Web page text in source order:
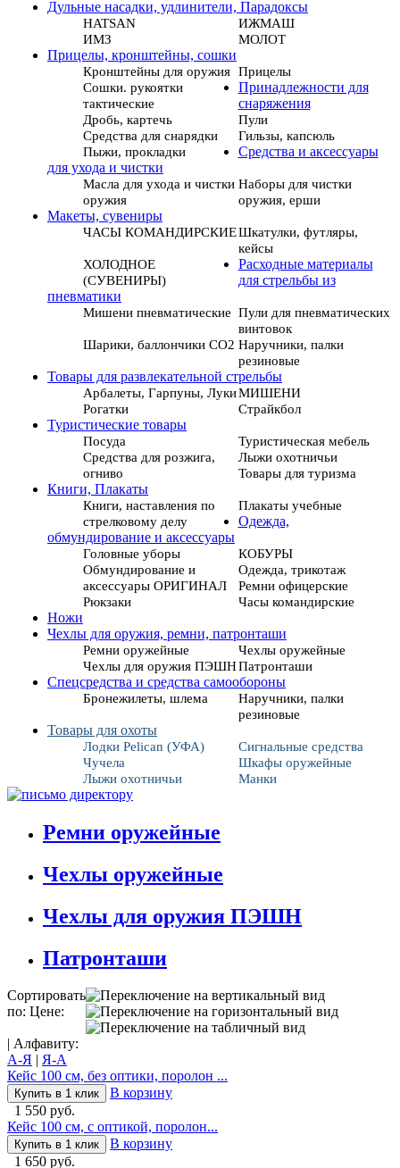
Дульные насадки, удлинители, Парадоксы
HATSAN
ИЖМАШ
ИМЗ
МОЛОТ
Прицелы, кронштейны, сошки
Кронштейны для оружия Прицелы
Сошки. рукоятки
тактические
Принадлежности для
снаряжения
Дробь, картечь
Пули
Средства для снарядки
Гильзы, капсюль
Пыжи, прокладки
Средства и аксессуары
для ухода и чистки
Масла для ухода и чистки
оружия
Наборы для чистки
оружия, ерши
Макеты, сувениры
ЧАСЫ КОМАНДИРСКИЕШкатулки, футляры,
кейсы
ХОЛОДНОЕ
(СУВЕНИРЫ)
Расходные материалы
для стрельбы из
пневматики
Мишени пневматические Пули для пневматических
винтовок
Шарики, баллончики СО2 Наручники, палки
резиновые
Товары для развлекательной стрельбы
Арбалеты, Гарпуны, ЛукиМИШЕНИ
Рогатки
Страйкбол
Туристические товары
Посуда
Туристическая мебель
Средства для розжига,
огниво
Лыжи охотничьи
Товары для туризма
Книги, Плакаты
Книги, наставления по
стрелковому делу
Плакаты учебные
Одежда,
обмундирование и аксессуары
Головные уборы
КОБУРЫ
Обмундирование и
аксессуары ОРИГИНАЛ
Одежда, трикотаж
Ремни офицерские
Рюкзаки
Часы командирские
Ножи
Чехлы для оружия, ремни, патронташи
Ремни оружейные
Чехлы оружейные
Чехлы для оружия ПЭШНПатронташи
Спецсредства и средства самообороны
Бронежилеты, шлема
Наручники, палки
резиновые
Товары для охоты
Лодки Pelican (УФА)
Сигнальные средства
Чучела
Шкафы оружейные
Лыжи охотничьи
Манки
Ремни оружейные
Чехлы оружейные
Чехлы для оружия ПЭШН
Патронташи
Сортировать
по: Цене:
| Алфавиту:
А-Я | Я-А
Кейс 100 см, без оптики, поролон ...
Купить в 1 клик
В корзину
1 550 руб.
Кейс 100 см, с оптикой, поролон...
Купить в 1 клик
В корзину
1 650 руб.